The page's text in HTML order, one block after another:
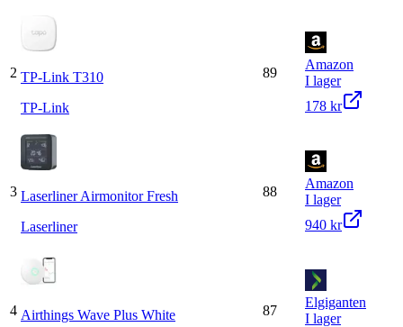
2 TP-Link T310
TP-Link
89
Amazon
I lager
178 kr
3 Laserliner Airmonitor Fresh
Laserliner
88
Amazon
I lager
940 kr
4 Airthings Wave Plus White
87
Elgiganten
I lager